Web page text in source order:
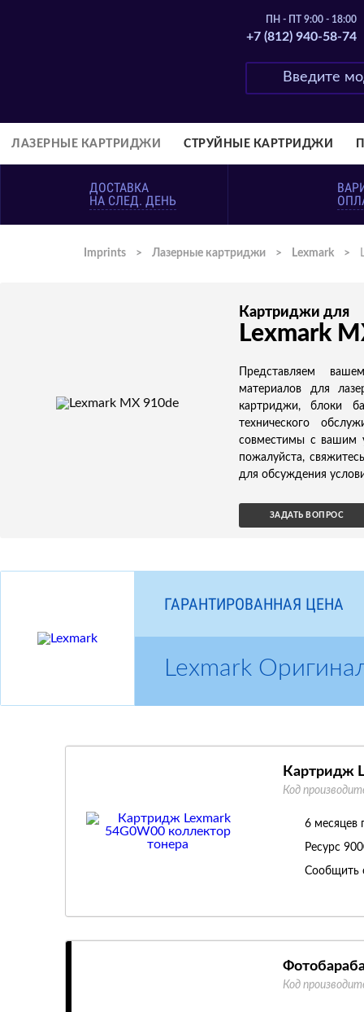
ПН - ПТ 9:00 - 18:00
+7 (812) 940-58-74
ЛАЗЕРНЫЕ КАРТРИДЖИ СТРУЙНЫЕ КАРТРИДЖИ
ДОСТАВКА
НА СЛЕД. ДЕНЬ
Imprints > Лазерные картриджи > Lexmark >
Картриджи для
Lexmark
Представляем
материалов для
картриджи, блоки
технического
совместимы с вашим
пожалуйста,
для обсуждения
ЗАДАТЬ ВОПРОС
ГАРАНТИРОВАННАЯ ЦЕНА
Lexmark
Картридж
Код
6 месяцев
Ресурс
Сообщить
Код